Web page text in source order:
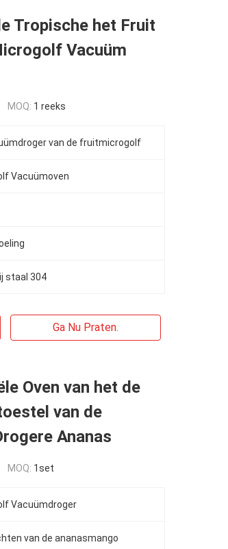
Tropische het Fruit
Vacuüm
MOQ: 1 reeks
van de fruitmicrogolf
Vacuümoven
staal 304
Ga Nu Praten.
Oven van het de
van de
Ananas
MOQ: 1set
Vacuümdroger
van de ananasmango